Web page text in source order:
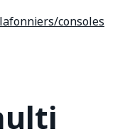
consoles